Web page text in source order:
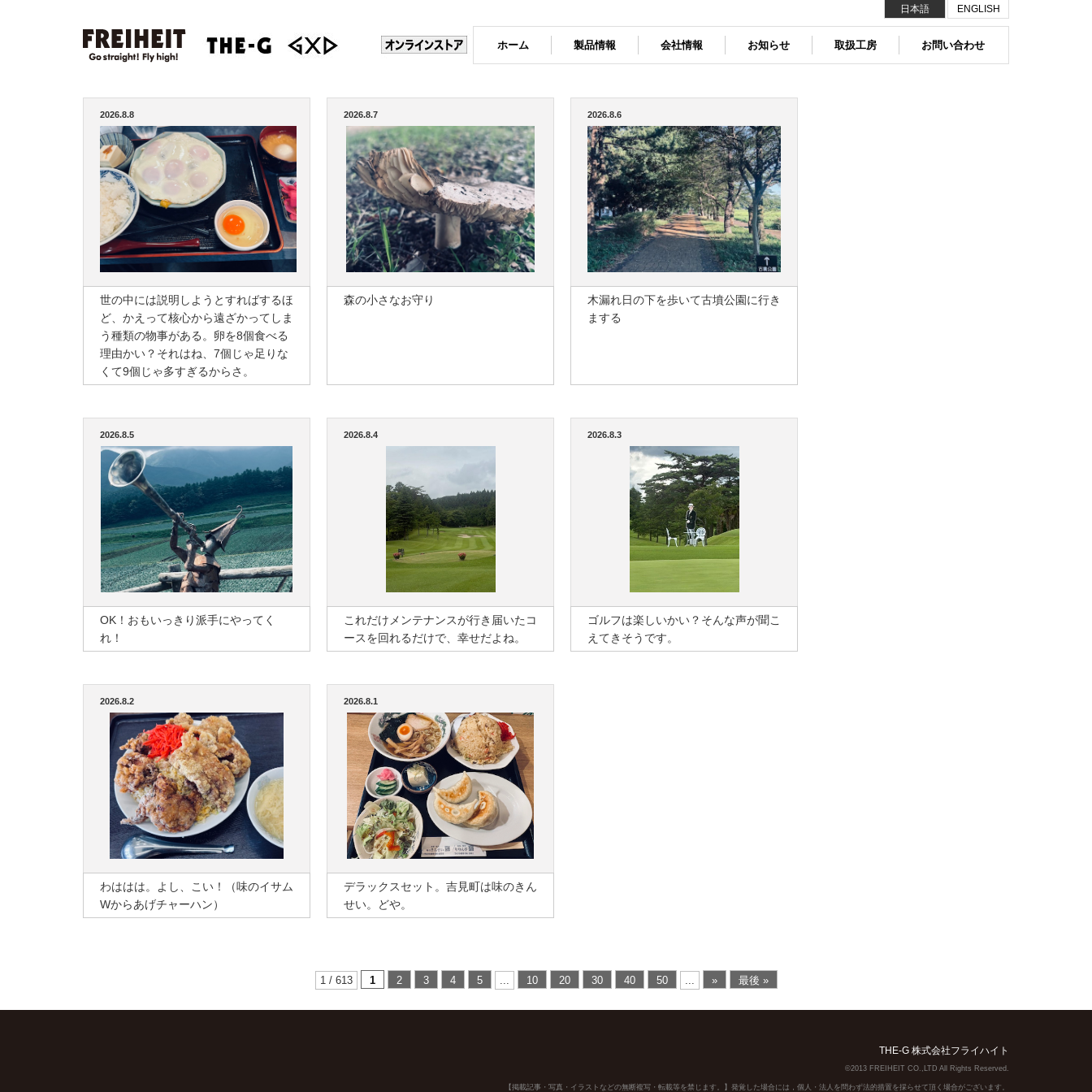
ホーム 製品情報 会社情報 お知らせ 取扱工房 お問い合わせ
日本語 ENGLISH
2026.8.8
世の中には説明しようとすればするほ
ど、かえって核心から遠ざかってしま
う種類の物事がある。卵を8個食べる
理由かい？それはね、7個じゃ足りな
くて9個じゃ多すぎるからさ。
2026.8.7
森の小さなお守り
2026.8.6
木漏れ日の下を歩いて古墳公園に行き
まする
2026.8.5
OK！おもいっきり派手にやってく
れ！
2026.8.4
これだけメンテナンスが行き届いたコ
ースを回れるだけで、幸せだよね。
2026.8.3
ゴルフは楽しいかい？そんな声が聞こ
えてきそうです。
2026.8.2
わははは。よし、こい！（味のイサム
Wからあげチャーハン）
2026.8.1
デラックスセット。吉見町は味のきん
せい。どや。
1 / 613 1 2 3 4 5 ... 10 20 30 40 50 ... » 最後 »
THE-G 株式会社フライハイト
©2013 FREIHEIT CO.,LTD All Rights Reserved.
【掲載記事・写真・イラストなどの無断複写・転載等を禁じます。】発覚した場合には，個人・法人を問わず法的措置を採らせて頂く場合がございます。